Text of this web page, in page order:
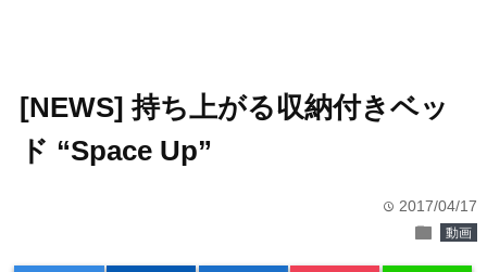
[NEWS] 持ち上がる収納付きベッ
ド “Space Up”
time 2017/04/17
folder 動画